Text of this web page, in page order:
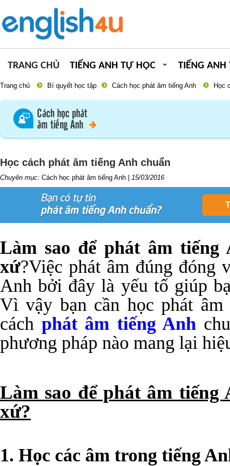
TRANG CHỦ TIẾNG ANH TỰ HỌC TIẾNG ANH
Trang chủ Bí quyết học tập Cách học phát âm tiếng Anh Học
Cách học phát
âm tiếng Anh
Học cách phát âm tiếng Anh chuẩn
Chuyên mục: Cách học phát âm tiếng Anh 15/03/2016
Làm sao để phát âm
xứ?Việc phát âm đúng đóng
Anh bởi đây là yếu tố giúp
Vì vậy bạn cần học phát
cách phát âm tiếng Anh
phương pháp nào mang lại
Làm sao để phát âm
xứ?
1. Học các âm trong tiếng